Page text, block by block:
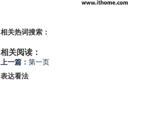
相关热词搜索：
相关阅读：
上一篇： 第一页
表达看法